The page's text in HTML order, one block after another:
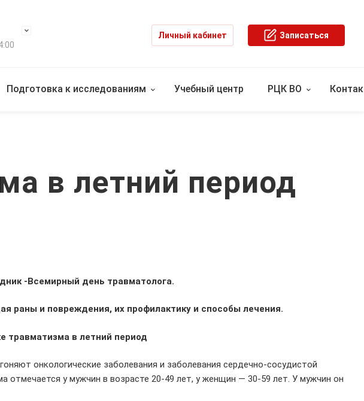
Личный кабинет Записаться
Подготовка к исследованиям Учебный центр РЦК ВО
в летний период
-Всемирный день травматолога.
раны и повреждения, их профилактику и способы лечения.
в летний период
онкологические заболевания и заболевания сердечно-сосудистой
у мужчин в возрасте 20-49 лет, у женщин — 30-59 лет. У мужчин он